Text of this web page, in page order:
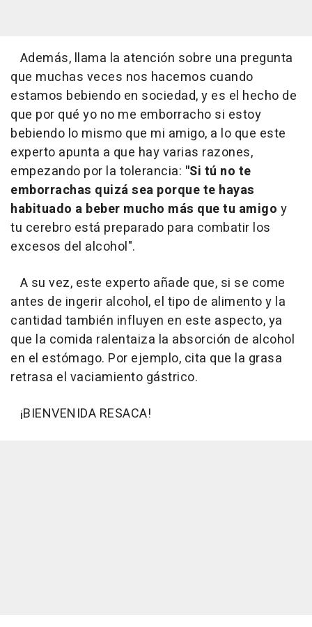
Además, llama la atención sobre una pregunta
que muchas veces nos hacemos cuando
estamos bebiendo en sociedad, y es el hecho de
que por qué yo no me emborracho si estoy
bebiendo lo mismo que mi amigo, a lo que este
experto apunta a que hay varias razones,
empezando por la tolerancia: "Si tú no te
emborrachas quizá sea porque te hayas
habituado a beber mucho más que tu amigo y
tu cerebro está preparado para combatir los
excesos del alcohol".
A su vez, este experto añade que, si se come
antes de ingerir alcohol, el tipo de alimento y la
cantidad también influyen en este aspecto, ya
que la comida ralentaiza la absorción de alcohol
en el estómago. Por ejemplo, cita que la grasa
retrasa el vaciamiento gástrico.
¡BIENVENIDA RESACA!